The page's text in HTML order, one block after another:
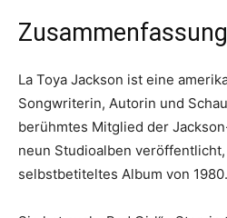
Zusammenfassung
La Toya Jackson ist eine
Songwriterin, Autorin und
berühmtes Mitglied der
neun Studioalben
selbstbetiteltes Album von 1980.